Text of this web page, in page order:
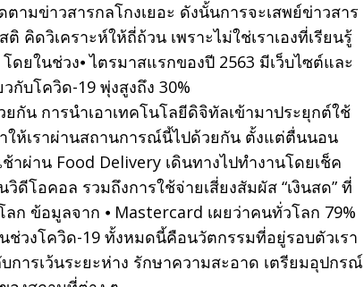
ามข่าวสารกลโกงเยอะ ดังนั้นการจะเสพย์ข่าวสาร
คิดวิเคราะห์ให้ถี่ถ้วน เพราะไม่ใช่เราเองที่เรียนรู้
ยในช่วง⦁ ไตรมาสแรกของปี 2563 มีเว็บไซต์และ
กับโควิด-19 พุ่งสูงถึง 30%
กัน การนำเอาเทคโนโลยีดิจิทัลเข้ามาประยุกต์ใช้
ให้เราผ่านสถานการณ์นี้ไปด้วยกัน ตั้งแต่ตื่นนอน
าผ่าน Food Delivery เดินทางไปทำงานโดยเช็ค
ดีโอคอล รวมถึงการใช้จ่ายเสี่ยงสัมผัส “เงินสด” ที่
ก ข้อมูลจาก ⦁ Mastercard เผยว่าคนทั่วโลก 79%
ช่วงโควิด-19 ทั้งหมดนี้คือนวัตกรรมที่อยู่รอบตัวเรา
ารเว้นระยะห่าง รักษาความสะอาด เตรียมอุปกรณ์